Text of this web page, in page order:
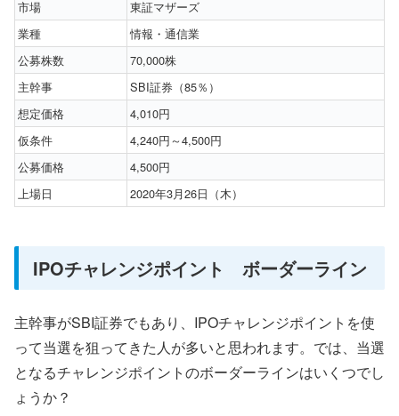
市場
東証マザーズ
業種
情報・通信業
公募株数
70,000株
主幹事
SBI証券（85％）
想定価格
4,010円
仮条件
4,240円～4,500円
公募価格
4,500円
上場日
2020年3月26日（木）
IPOチャレンジポイント ボーダーライン
主幹事がSBI証券でもあり、IPOチャレンジポイントを使
って当選を狙ってきた人が多いと思われます。では、当選
となるチャレンジポイントのボーダーラインはいくつでし
ょうか？